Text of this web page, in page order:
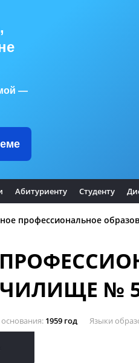
—
Абитуриенту Студенту
профессиональное
№
1959 год Языки